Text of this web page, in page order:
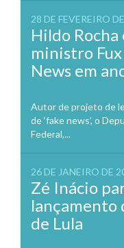
28 DE FEVEREIRO
Hildo
ministro
News em
Autor de projeto de
de ‘fake news’, o
Federal,...
26 DE JANEIRO DE
Zé Inácio
lançamento
de Lula